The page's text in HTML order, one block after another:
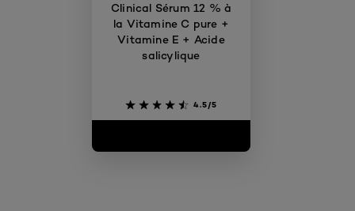
Clinical Sérum 12 % à
la Vitamine C pure +
Vitamine E + Acide
salicylique
4.5/5